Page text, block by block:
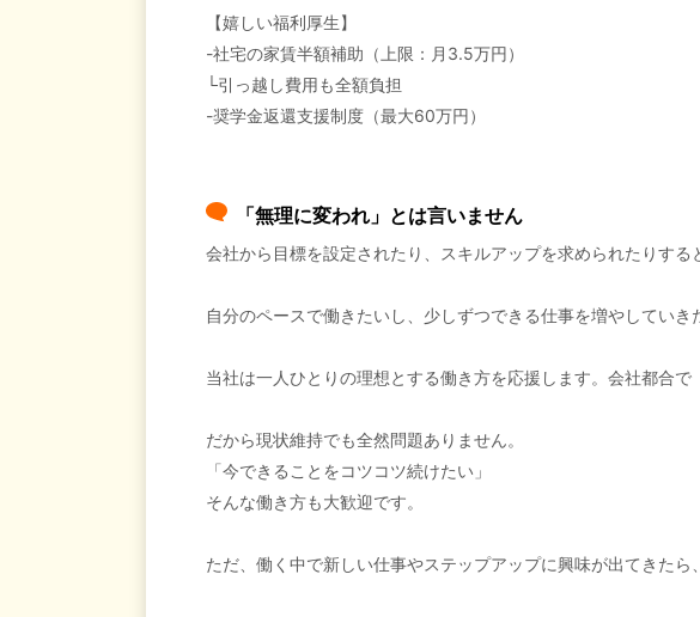
【嬉しい福利厚生】
-社宅の家賃半額補助（上限：月3.5万円）
└引っ越し費用も全額負担
-奨学金返還支援制度（最大60万円）
「無理に変われ」とは言いません
会社から目標を設定されたり、スキルアップを求められたりする
自分のペースで働きたいし、少しずつできる仕事を増やしてい
当社は一人ひとりの理想とする働き方を応援します。会社都合
だから現状維持でも全然問題ありません。
「今できることをコツコツ続けたい」
そんな働き方も大歓迎です。
ただ、働く中で新しい仕事やステップアップに興味が出てきた